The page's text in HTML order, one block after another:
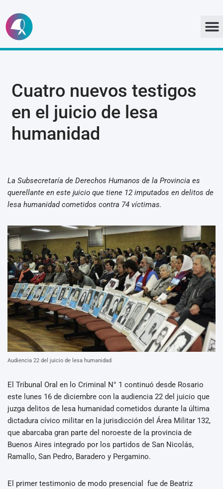
Ir
al
Cuatro nuevos testigos
en el juicio de lesa
humanidad
La Subsecretaría de Derechos Humanos de la Provincia es
querellante en este juicio que tiene 12 imputados en delitos de
lesa humanidad cometidos contra 74 víctimas.
Audiencia 22 del juicio de lesa humanidad
El Tribunal Oral en lo Criminal N° 1 continuó desde Rosario
este lunes 16 de diciembre con la audiencia 22 del juicio que
juzga delitos de lesa humanidad cometidos durante la última
dictadura cívico militar en la jurisdicción del Área Militar 132,
que abarcaba gran parte del noroeste de la provincia de
Buenos Aires integrado por los partidos de San Nicolás,
Ramallo, San Pedro, Baradero y Pergamino.
El primer testimonio de modo presencial fue de Beatriz